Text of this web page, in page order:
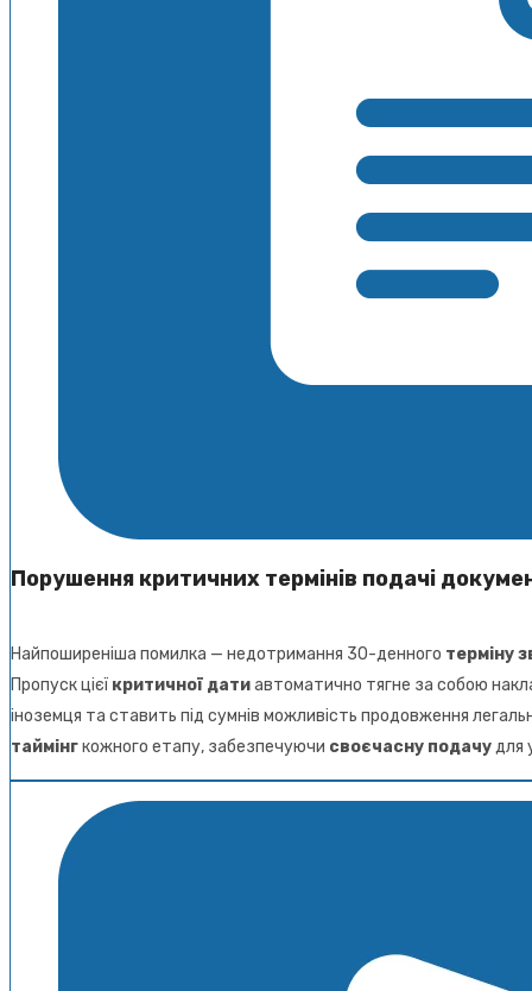
Порушення критичних термінів подачі
Найпоширеніша помилка — недотримання 30-денного терміну
Пропуск цієї критичної датиавтоматично тягне за собою
іноземця та ставить під сумнів можливість продовження
таймінгкожного етапу, забезпечуючи своєчасну подачудля